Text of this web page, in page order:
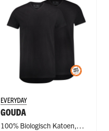
EVERYDAY
GOUDA
100% Biologisch Katoen,